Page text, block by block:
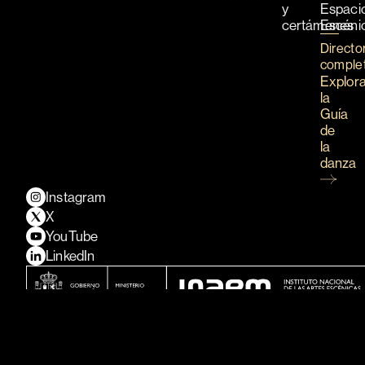
y
certámenes
la
Guía
de
la
danza
Instagram
X
YouTube
LinkedIn